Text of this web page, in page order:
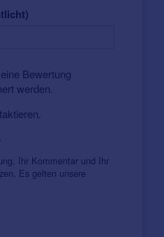
Bewertung
werden.
.
Ihr Kommentar und Ihr
Es gelten unsere